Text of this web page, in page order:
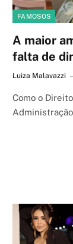
FAMOSOS
A maior
falta de
Luiza Malavazzi
Como o